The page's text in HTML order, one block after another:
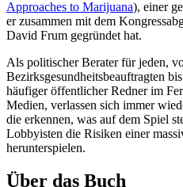
Approaches to Marijuana), einer
er zusammen mit dem
David Frum gegründet hat.
Als politischer Berater für jeden,
Bezirksgesundheitsbeauftragten
häufiger öffentlicher Redner im
Medien, verlassen sich immer
die erkennen, was auf dem Spiel
Lobbyisten die Risiken einer
herunterspielen.
Über das Buch